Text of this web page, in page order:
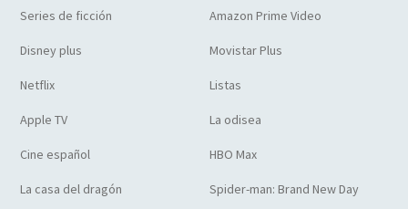
Series de ficción Amazon Prime Video
Disney plus Movistar Plus
Netflix Listas
Apple TV La odisea
Cine español HBO Max
La casa del dragón Spider-man: Brand New Day